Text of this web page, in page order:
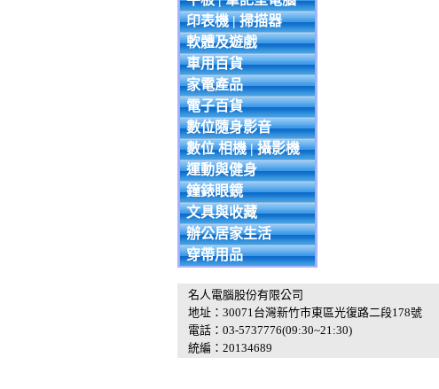
印表機 | 掃描器
軟體及遊戲
車用百貨
家電產品
電子百貨
數位隨身影音
數位 相機 | 攝影機
運動與健身
鐘錶眼鏡
文具與收藏
辦公居家生活
穿帶用品
名人電腦股份有限公司
地址：30071台灣新竹市東區光復路二段178號
電話：03-5737776(09:30~21:30)
統編：20134689